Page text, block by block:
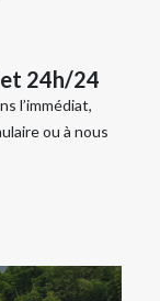
et 24h/24
l’immédiat,
ou à nous